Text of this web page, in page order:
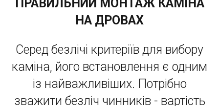
ПРАВИЛЬНИЙ МОНТАЖ КАМІНА
НА ДРОВАХ
Серед безлічі критеріїв для вибору
каміна, його встановлення є одним
із найважливіших. Потрібно
зважити безліч чинників - вартість